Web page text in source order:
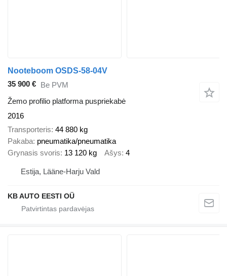
Nooteboom OSDS-58-04V
35 900 € Be PVM
Žemo profilio platforma puspriekabė
2016
Transporteris 44 880 kg
Pakaba pneumatika/pneumatika
Grynasis svoris 13 120 kg Ašys 4
Estija, Lääne-Harju Vald
KB AUTO EESTI OÜ